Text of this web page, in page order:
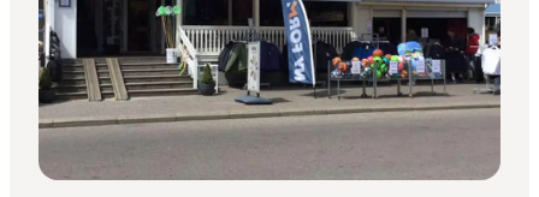
Unterkünfte
Reiseplanung